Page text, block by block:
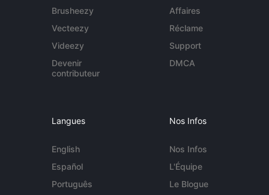
Brusheezy
Vecteezy
Videezy
Devenir
contributeur
Affaires
Réclame
Support
DMCA
Langues
English
Español
Português
Nos Infos
Nos Infos
L'Équipe
Le Blogue